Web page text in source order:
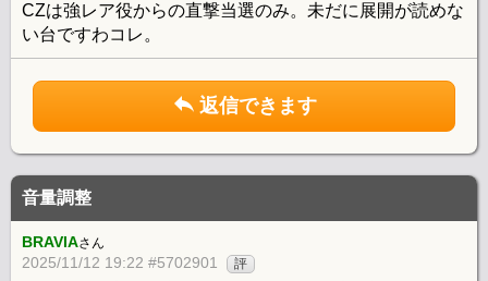
CZは強レア役からの直撃当選のみ。未だに展開が読めな
い台ですわコレ。
返信できます
音量調整
BRAVIAさん
2025/11/12 19:22 #5702901 評